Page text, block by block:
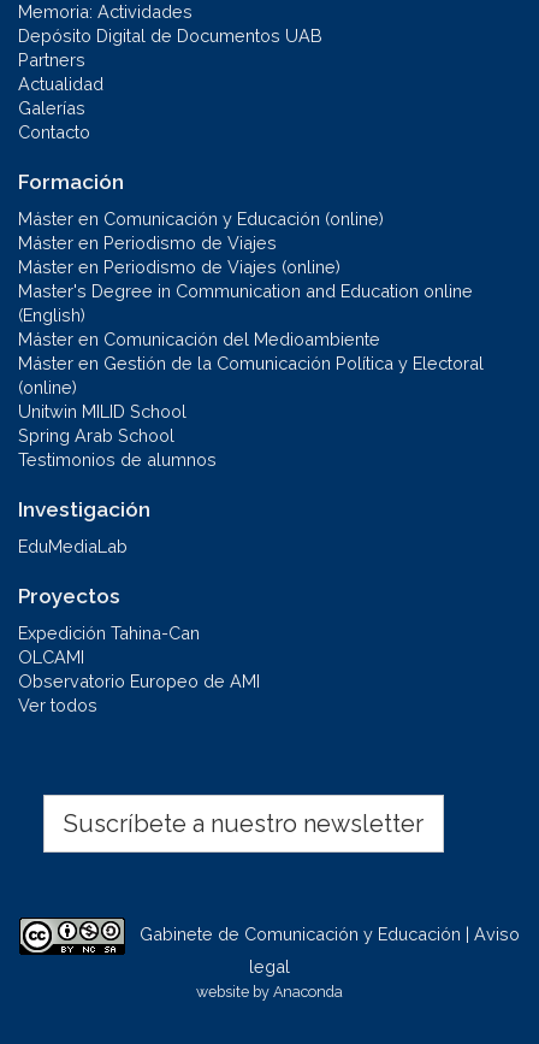
Memoria: Actividades
Depósito Digital de Documentos UAB
Partners
Actualidad
Galerías
Contacto
Formación
Máster en Comunicación y Educación (online)
Máster en Periodismo de Viajes
Máster en Periodismo de Viajes (online)
Master's Degree in Communication and Education online
(English)
Máster en Comunicación del Medioambiente
Máster en Gestión de la Comunicación Política y Electoral
(online)
Unitwin MILID School
Spring Arab School
Testimonios de alumnos
Investigación
EduMediaLab
Proyectos
Expedición Tahina-Can
OLCAMI
Observatorio Europeo de AMI
Ver todos
Suscríbete a nuestro newsletter
Gabinete de Comunicación y Educación | Aviso
legal
website by Anaconda